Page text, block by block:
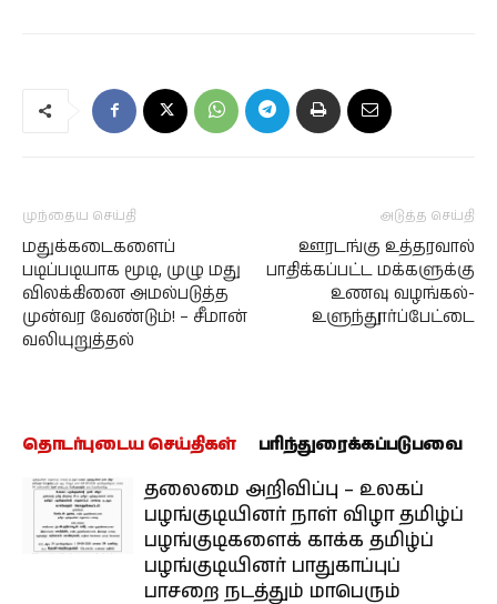
முந்தைய செய்தி
மதுக்கடைகளைப்
படிப்படியாக மூடி, முழு மது
விலக்கினை அமல்படுத்த
முன்வர வேண்டும்! – சீமான்
வலியுறுத்தல்
அடுத்த செய்தி
ஊரடங்கு உத்தரவால்
பாதிக்கப்பட்ட மக்களுக்கு
உணவு வழங்கல்-
உளுந்தூர்ப்பேட்டை
தொடர்புடைய செய்திகள் பரிந்துரைக்கப்படுபவை
தலைமை அறிவிப்பு – உலகப்
பழங்குடியினர் நாள் விழா தமிழ்ப்
பழங்குடிகளைக் காக்க தமிழ்ப்
பழங்குடியினர் பாதுகாப்புப்
பாசறை நடத்தும் மாபெரும்